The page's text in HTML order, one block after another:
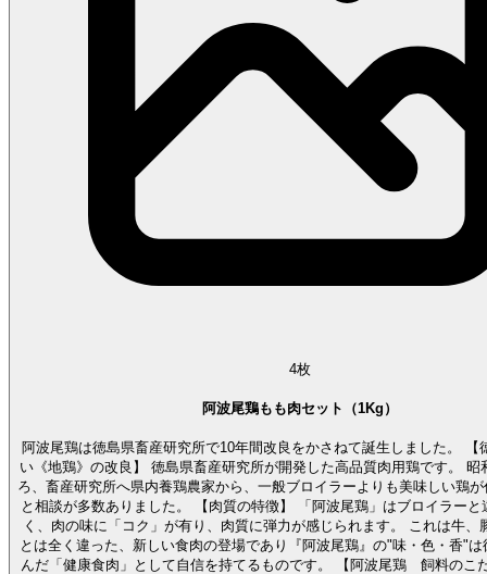
4枚
阿波尾鶏もも肉セット（1Kg）
阿波尾鶏は徳島県畜産研究所で10年間改良をかさねて誕生しました。 【徳島県にしかな
い《地鶏》の改良】 徳島県畜産研究所が開発した高品質肉用鶏です。 昭
ろ、畜産研究所へ県内養鶏農家から、一般ブロイラーよりも美味しい鶏
と相談が多数ありました。 【肉質の特徴】 「阿波尾鶏」はブロイラーと違い水っぽくな
く、肉の味に「コク」が有り、肉質に弾力が感じられます。 これは牛、
とは全く違った、新しい食肉の登場であり『阿波尾鶏』の"味・色・香"
んだ「健康食肉」として自信を持てるものです。 【阿波尾鶏 飼料のこだわり】 日本農